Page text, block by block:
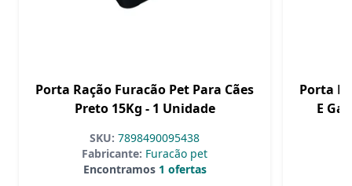
Porta Ração Furacão Pet Para Cães
Preto 15Kg - 1 Unidade
SKU: 7898490095438
Fabricante: Furacão pet
Encontramos1 ofertas
Porta
E